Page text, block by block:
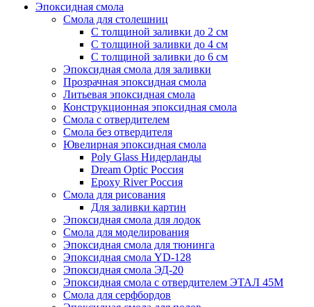
Эпоксидная смола
Смола для столешниц
С толщиной заливки до 2 см
С толщиной заливки до 4 см
С толщиной заливки до 6 см
Эпоксидная смола для заливки
Прозрачная эпоксидная смола
Литьевая эпоксидная смола
Конструкционная эпоксидная смола
Смола с отвердителем
Смола без отвердителя
Ювелирная эпоксидная смола
Poly Glass Нидерланды
Dream Optic Россия
Epoxy River Россия
Смола для рисования
Для заливки картин
Эпоксидная смола для лодок
Смола для моделирования
Эпоксидная смола для тюнинга
Эпоксидная смола YD-128
Эпоксидная смола ЭД-20
Эпоксидная смола с отвердителем ЭТАЛ 45М
Смола для серфбордов